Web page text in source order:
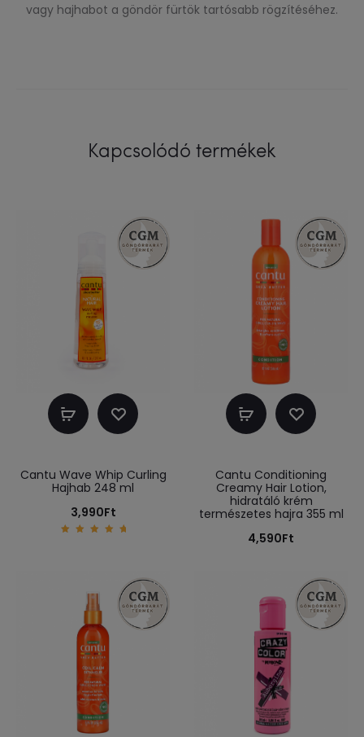
vagy hajhabot a göndör fürtök tartósabb rögzítéséhez.
Kapcsolódó termékek
Kosárba
Cantu Wave Whip Curling
Hajhab 248 ml
3,990Ft
Kosárba
Cantu Conditioning
Creamy Hair Lotion,
hidratáló krém
természetes hajra 355 ml
4,590Ft